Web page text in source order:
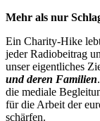
Mehr als nur
Ein Charity-Hike
jeder Radiobeitrag
unser eigentliches
und deren Familien
die mediale
für die Arbeit der
schärfen.